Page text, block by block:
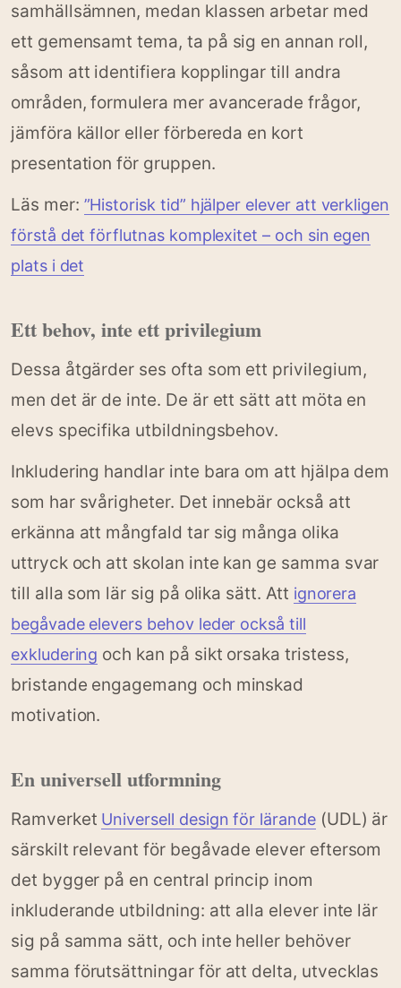
samhällsämnen, medan klassen arbetar med
ett gemensamt tema, ta på sig en annan roll,
såsom att identifiera kopplingar till andra
områden, formulera mer avancerade frågor,
jämföra källor eller förbereda en kort
presentation för gruppen.
Läs mer: ”Historisk tid” hjälper elever att verkligen
förstå det förflutnas komplexitet – och sin egen
plats i det
Ett behov, inte ett privilegium
Dessa åtgärder ses ofta som ett privilegium,
men det är de inte. De är ett sätt att möta en
elevs specifika utbildningsbehov.
Inkludering handlar inte bara om att hjälpa dem
som har svårigheter. Det innebär också att
erkänna att mångfald tar sig många olika
uttryck och att skolan inte kan ge samma svar
till alla som lär sig på olika sätt. Att ignorera
begåvade elevers behov leder också till
exkludering och kan på sikt orsaka tristess,
bristande engagemang och minskad
motivation.
En universell utformning
Ramverket Universell design för lärande(UDL) är
särskilt relevant för begåvade elever eftersom
det bygger på en central princip inom
inkluderande utbildning: att alla elever inte lär
sig på samma sätt, och inte heller behöver
samma förutsättningar för att delta, utvecklas